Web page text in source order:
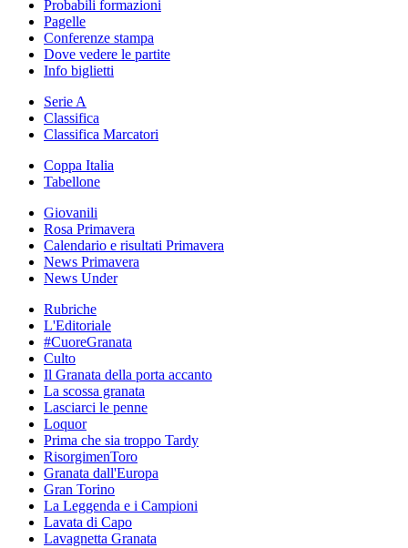
Probabili formazioni
Pagelle
Conferenze stampa
Dove vedere le partite
Info biglietti
Serie A
Classifica
Classifica Marcatori
Coppa Italia
Tabellone
Giovanili
Rosa Primavera
Calendario e risultati Primavera
News Primavera
News Under
Rubriche
L'Editoriale
#CuoreGranata
Culto
Il Granata della porta accanto
La scossa granata
Lasciarci le penne
Loquor
Prima che sia troppo Tardy
RisorgimenToro
Granata dall'Europa
Gran Torino
La Leggenda e i Campioni
Lavata di Capo
Lavagnetta Granata